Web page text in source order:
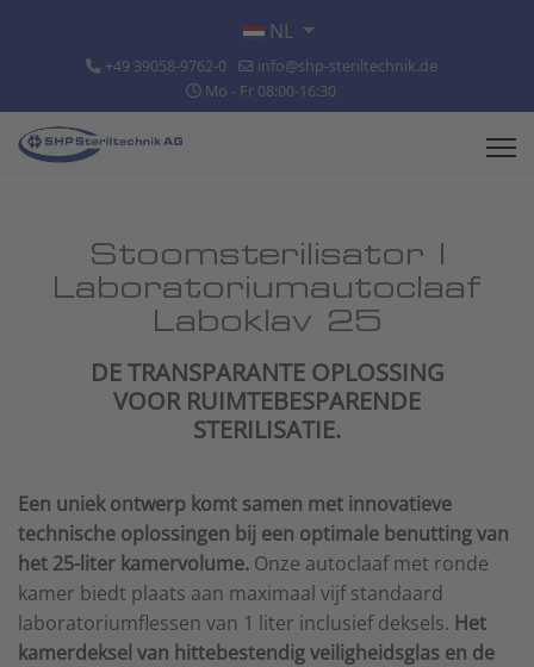
Selecteer de taal
NL
+49 39058-9762-0
info@shp-steriltechnik.de
Mo - Fr 08:00-16:30
Stoomsterilisator |
Laboratoriumautoclaaf
Laboklav 25
DE TRANSPARANTE OPLOSSING
VOOR RUIMTEBESPARENDE
STERILISATIE.
Een uniek ontwerp komt samen met innovatieve
technische oplossingen bij een optimale benutting van
het 25-liter kamer­volume. Onze autoclaaf met ronde
kamer biedt plaats aan maximaal vijf standaard
laboratoriumflessen van 1 liter inclusief deksels. Het
kamerdeksel van hittebestendig veiligheidsglas en de